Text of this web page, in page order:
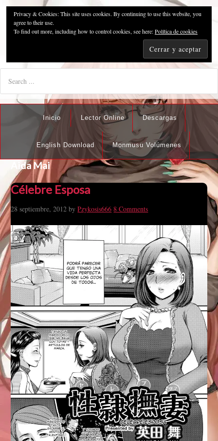
Pzykosis666HFansub
"I'm the best there is at what I do, but what I do best isn't very
Inicio Lector Online Descargas
English Download Monmusu Volúmenes
Aida Mai
Célebre Esposa
28 septiembre, 2012 byPzykosis666 8 Comments
Privacy & Cookies: This site uses cookies. By continuing to use this website, you
agree to their use.
To find out more, including how to control cookies, see here:Política de cookies